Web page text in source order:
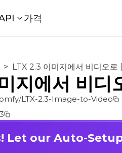
가격
> LTX 2.3 이미지에서 비디오로
지에서 비디
LTX-2.3-Image-to-Video
! Let our Auto-